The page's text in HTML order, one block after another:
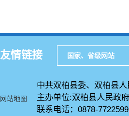
友情链接 国家、省级网站
网站地图
中共双柏县委、双柏县
主办单位:双柏县人民政
联系电话：0878-